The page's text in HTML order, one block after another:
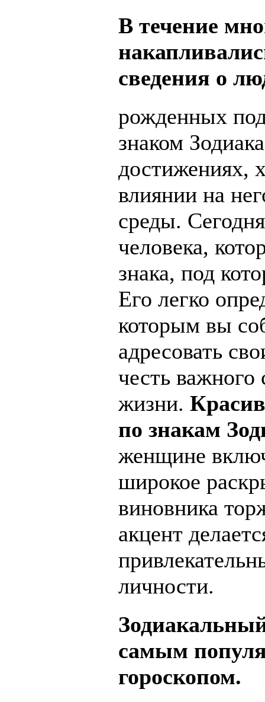
В течение
сведения о
рожденных
знаком
достижениях,
влиянии на
среды.
человека,
знака, под
Его легко
которым вы
адресовать
честь важного
жизни.
по знакам
женщине
широкое
виновника
акцент
личности.
самым
гороскопом.